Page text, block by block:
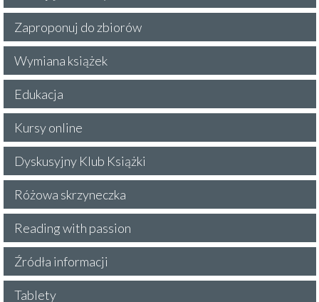
Zaproponuj do zbiorów
Wymiana książek
Edukacja
Kursy online
Dyskusyjny Klub Książki
Różowa skrzyneczka
Reading with passion
Źródła informacji
Tablety